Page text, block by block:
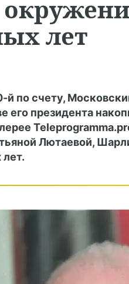
лет
й по счету,
его президента
Лютаевой,